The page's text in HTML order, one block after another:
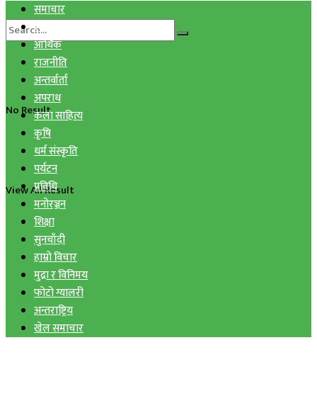
No Result
View All Result
समाचार
स्वास्थ्य
आर्थिक
राजनीति
अन्तर्वार्ता
अपराध
कला साहित्य
कृषि
धर्म संस्कृति
पर्यटन
प्रविधि
मनोरञ्जन
शिक्षा
सुनचाँदी
हाम्रो विचार
मुद्रा र विनिमय
फोटो ग्यालरी
अन्तराष्ट्रिय
खेल समाचार